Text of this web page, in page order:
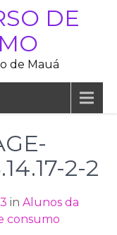
DE
de Mauá
2-2
in Alunos da
consumo